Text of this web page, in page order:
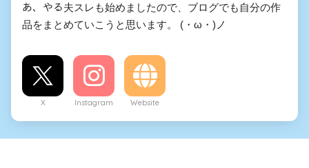
あ、やる夫スレも始めましたので、ブログでも自分の作
品をまとめていこうと思います。 (・ω・)ノ
X Instagram Website